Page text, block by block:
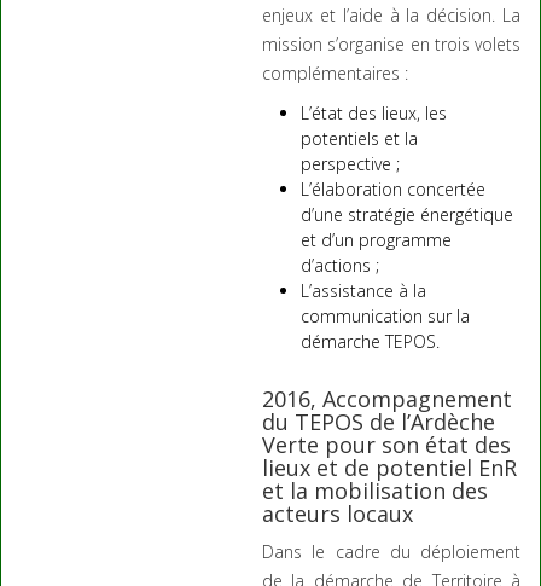
enjeux et l’aide à la décision. La
mission s’organise en trois volets
complémentaires :
L’état des lieux, les
potentiels et la
perspective ;
L’élaboration concertée
d’une stratégie énergétique
et d’un programme
d’actions ;
L’assistance à la
communication sur la
démarche TEPOS.
2016, Accompagnement
du TEPOS de l’Ardèche
Verte pour son état des
lieux et de potentiel EnR
et la mobilisation des
acteurs locaux
Dans le cadre du déploiement
de la démarche de Territoire à